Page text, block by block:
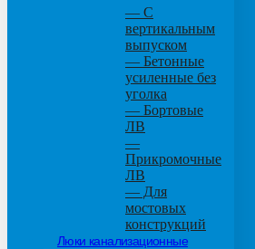
— С
вертикальным
выпуском
— Бетонные
усиленные без
уголка
— Бортовые
ЛВ
—
Прикромочные
ЛВ
— Для
мостовых
конструкций
Люки канализационные